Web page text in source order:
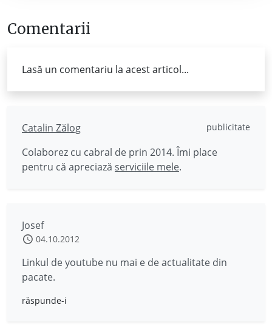
Comentarii
Lasă un comentariu la acest articol...
Catalin Zălog publicitate
Colaborez cu cabral de prin 2014. Îmi place
pentru că apreciază serviciile mele.
Josef
04.10.2012
Linkul de youtube nu mai e de actualitate din
pacate.
răspunde-i